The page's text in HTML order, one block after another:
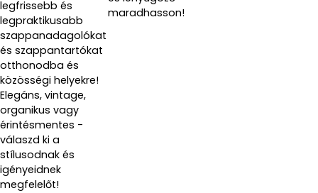
legfrissebb és
legpraktikusabb
szappanadagolókat
és szappantartókat
otthonodba és
közösségi helyekre!
Elegáns, vintage,
organikus vagy
érintésmentes -
válaszd ki a
stílusodnak és
igényeidnek
megfelelőt!
maradhasson!